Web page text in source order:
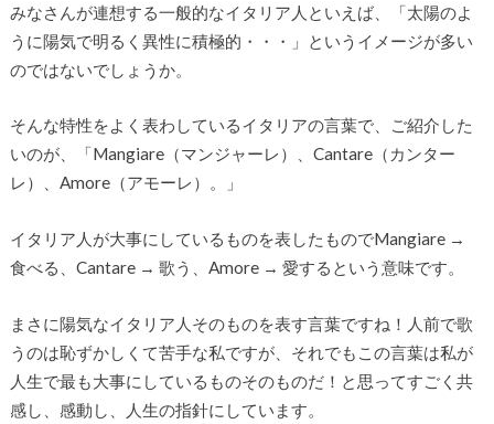
みなさんが連想する一般的なイタリア人といえば、「太陽のよ
うに陽気で明るく異性に積極的・・・」というイメージが多い
のではないでしょうか。
そんな特性をよく表わしているイタリアの言葉で、ご紹介した
いのが、「Mangiare（マンジャーレ）、Cantare（カンター
レ）、Amore（アモーレ）。」
イタリア人が大事にしているものを表したものでMangiare →
食べる、Cantare → 歌う、Amore → 愛するという意味です。
まさに陽気なイタリア人そのものを表す言葉ですね！人前で歌
うのは恥ずかしくて苦手な私ですが、それでもこの言葉は私が
人生で最も大事にしているものそのものだ！と思ってすごく共
感し、感動し、人生の指針にしています。